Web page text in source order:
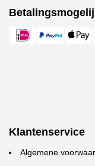
Klantenservice
Algemene